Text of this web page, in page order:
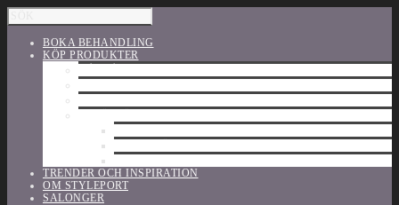
BOKA BEHANDLING
KÖP PRODUKTER
TRENDER OCH INSPIRATION
OM STYLEPORT
SALONGER